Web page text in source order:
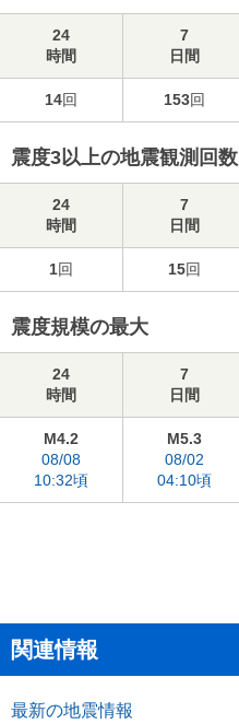
24
時間
7
日間
14回 153回
震度3以上の地震観測回数
24
時間
7
日間
1回 15回
震度規模の最大
24
時間
7
日間
M4.2
08/08
10:32頃
M5.3
08/02
04:10頃
関連情報
最新の地震情報